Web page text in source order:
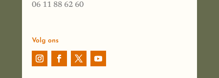
06 11 88 62 60
Volg ons